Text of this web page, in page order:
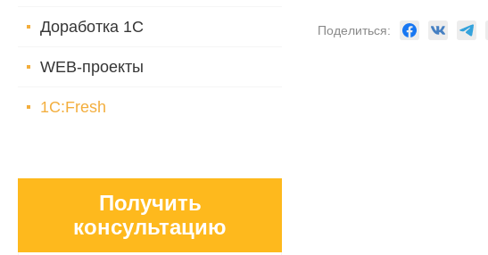
Доработка 1С
WEB-проекты
1C:Fresh
Получить
консультацию
Поделиться: